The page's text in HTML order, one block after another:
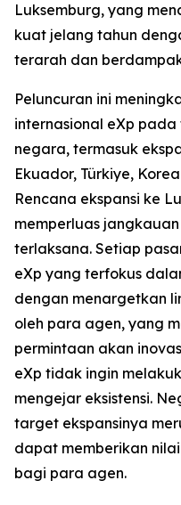
Luksemburg, yang
kuat jelang tahun
terarah dan
Peluncuran ini
internasional eXp
negara, termasuk
Ekuador, Türkiye,
Rencana ekspansi ke
memperluas
terlaksana. Setiap
eXp yang terfokus
dengan menargetkan
oleh para agen, yang
permintaan akan
eXp tidak ingin
mengejar eksistensi.
target ekspansinya
dapat memberikan
bagi para agen.